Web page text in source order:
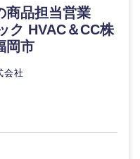
制作、ゲーム
海外勤務あり
年間休日120日以
商品担当営業
ク HVAC＆CC株
岡市
会社